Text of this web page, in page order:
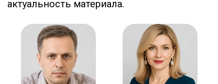
актуальность материала.